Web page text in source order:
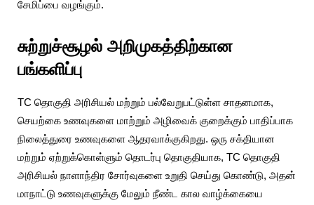
சேமிப்பை வழங்கும்.
சுற்றுச்சூழல் அறிமுகத்திற்கான
பங்களிப்பு
TC தொகுதி அரிசியல் மற்றும் பல்வேறுபட்டுள்ள சாதனமாக,
செயற்கை உணவுகளை மாற்றும் அழிவைக் குறைக்கும் பாதிப்பாக
நிலைத்துரை உணவுகளை ஆதரவாக்குகிறது. ஒரு சக்தியான
மற்றும் ஏற்றுக்கொள்ளும் தொடர்பு தொகுதியாக, TC தொகுதி
அரிசியல் நாளாந்திர சோர்வுகளை உறுதி செய்து கொண்டு, அதன்
மாநாட்டு உணவுகளுக்கு மேலும் நீண்ட கால வாழ்க்கையை